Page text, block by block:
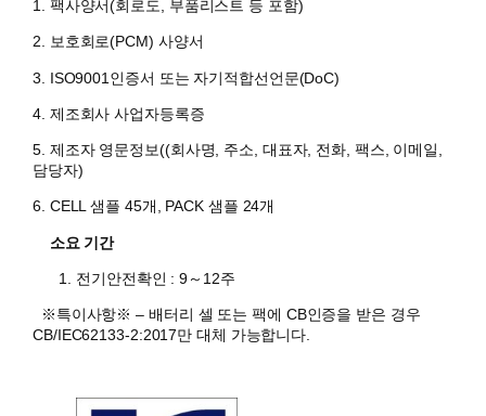
1. 팩사양서(회로도, 부품리스트 등 포함)
2. 보호회로(PCM) 사양서
3. ISO9001인증서 또는 자기적합선언문(DoC)
4. 제조회사 사업자등록증
5. 제조자 영문정보((회사명, 주소, 대표자, 전화, 팩스, 이메일,
담당자)
6. CELL 샘플 45개, PACK 샘플 24개
소요 기간
전기안전확인 : 9～12주
※특이사항※ – 배터리 셀 또는 팩에 CB인증을 받은 경우
CB/IEC62133-2:2017만 대체 가능합니다.